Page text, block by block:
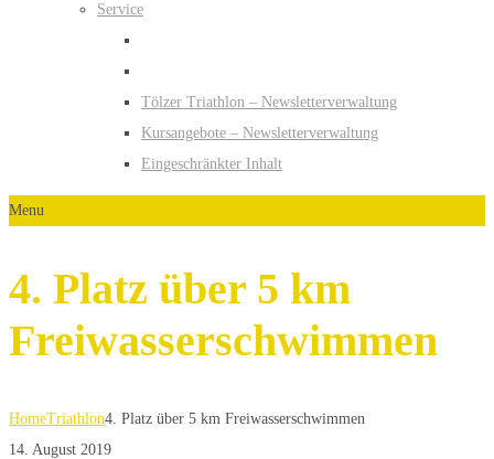
Service
Tölzer Triathlon – Newsletterverwaltung
Kursangebote – Newsletterverwaltung
Eingeschränkter Inhalt
Menu
4. Platz über 5 km
Freiwasserschwimmen
HomeTriathlon4. Platz über 5 km Freiwasserschwimmen
14. August 2019